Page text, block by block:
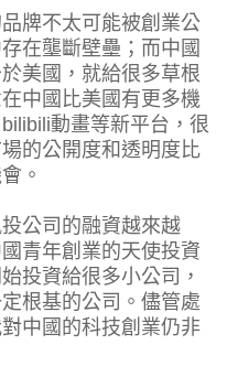
牌不太可能被創業公
在壟斷壁壘；而中國
美國，就給很多草根
中國比美國有更多機
動畫等新平台，很
的公開度和透明度比
。
公司的融資越來越
青年創業的天使投資
投資給很多小公司，
根基的公司。儘管處
中國的科技創業仍非